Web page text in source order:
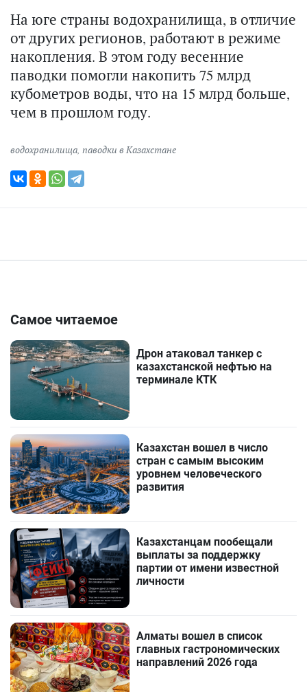
На юге страны водохранилища, в отличие
от других регионов, работают в режиме
накопления. В этом году весенние
паводки помогли накопить 75 млрд
кубометров воды, что на 15 млрд больше,
чем в прошлом году.
водохранилища паводки в Казахстане
Самое читаемое
Дрон атаковал танкер с
казахстанской нефтью на
терминале КТК
Казахстан вошел в число
стран с самым высоким
уровнем человеческого
развития
Казахстанцам пообещали
выплаты за поддержку
партии от имени известной
личности
Алматы вошел в список
главных гастрономических
направлений 2026 года